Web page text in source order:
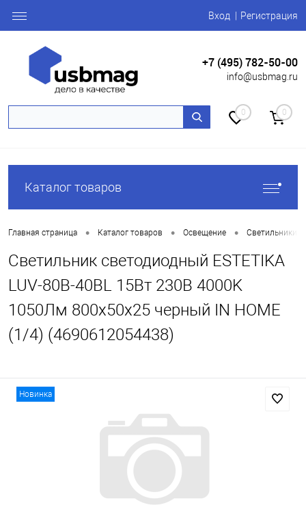
Вход Регистрация
+7 (495) 782-50-00
info@usbmag.ru
0 0
Каталог товаров
Главная страница • Каталог товаров • Освещение • Светильники
Светильник светодиодный ESTETIKA
LUV-80B-40BL 15Вт 230В 4000K
1050Лм 800х50x25 черный IN HOME
(1/4) (4690612054438)
Новинка